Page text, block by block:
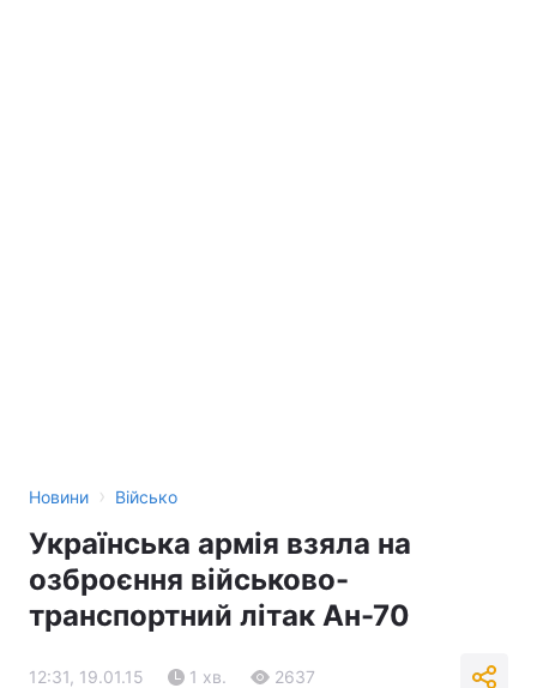
Новини › Військо
Українська армія взяла на
озброєння військово-
транспортний літак Ан-70
12:31, 19.01.15 1 хв. 2637